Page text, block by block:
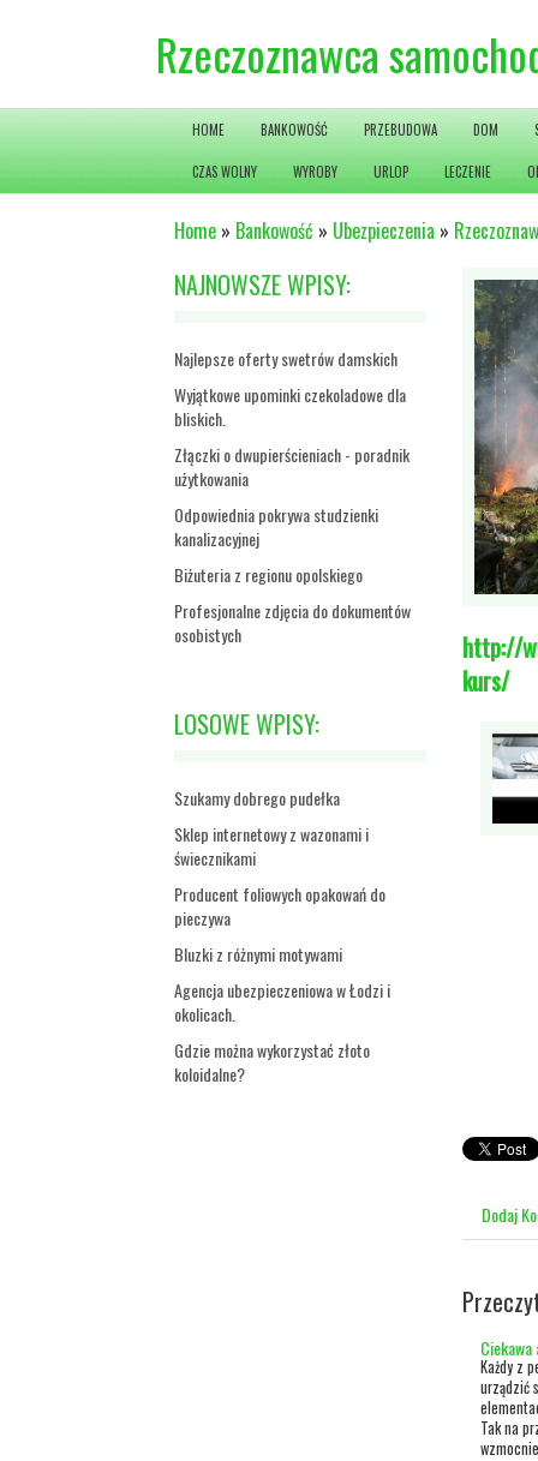
Rzeczoznawca
HOME BANKOWOŚĆ PRZEBUDOWA DOM
CZAS WOLNY WYROBY URLOP LECZENIE
Home » Bankowość » Ubezpieczenia »
NAJNOWSZE WPISY:
Najlepsze oferty swetrów damskich
Wyjątkowe upominki czekoladowe dla
bliskich.
Złączki o dwupierścieniach - poradnik
użytkowania
Odpowiednia pokrywa studzienki
kanalizacyjnej
Biżuteria z regionu opolskiego
Profesjonalne zdjęcia do dokumentów
osobistych
LOSOWE WPISY:
Szukamy dobrego pudełka
Sklep internetowy z wazonami i
świecznikami
Producent foliowych opakowań do
pieczywa
Bluzki z różnymi motywami
Agencja ubezpieczeniowa w Łodzi i
okolicach.
Gdzie można wykorzystać złoto
koloidalne?
http://
kurs/
Dodaj
Każdy z
urządzić
Tak na